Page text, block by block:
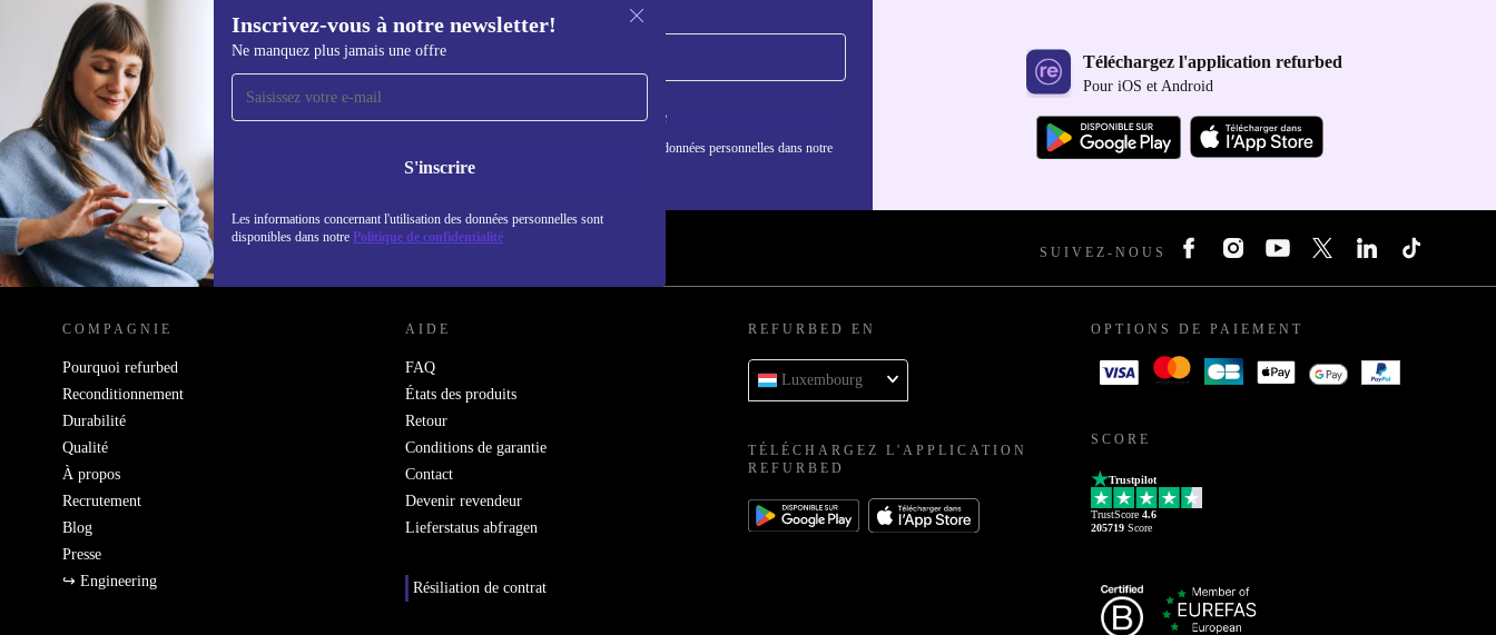
Inscrivez-vous à notre newsletter!
Ne manquez plus jamais une offre
S'inscrire
Les informations concernant l'utilisation des données personnelles sont
disponibles dans notre Politique de confidentialité
Recevoir offres et infos de
refurbed par mail
Ne manquez plus aucune offre.
S'inscrire
Retrouvez les informations sur l'utilisation des données personnelles dans notre
politique de confidentialité
Téléchargez l'application refurbed
Pour iOS et Android
REFURBED LUXEMBOURG - RETHINK NEW. SUIVEZ-NOUS
COMPAGNIE
Pourquoi refurbed
Reconditionnement
Durabilité
Qualité
À propos
Recrutement
Blog
Presse
↪ Engineering
AIDE
FAQ
États des produits
Retour
Conditions de garantie
Contact
Devenir revendeur
Lieferstatus abfragen
Résiliation de contrat
REFURBED EN
Luxembourg
TÉLÉCHARGEZ L'APPLICATION
REFURBED
OPTIONS DE PAIEMENT
SCORE
Trustpilot
TrustScore 4.6
205719 Score